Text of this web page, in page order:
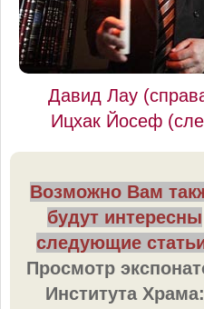
Давид Лау
Ицхак Йосеф
Возможно Вам
будут интересны
следующие
Просмотр
Института Храма: